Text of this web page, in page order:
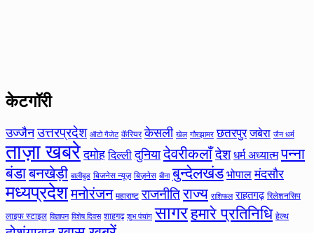
केटगॉरी
उज्जैन उत्तरप्रदेश ऑटो गैजेट कॅरियर केसली खेल गौरझामर छतरपुर जबेरा जैन धर्म
ताज़ा खबरे दमोह दिल्ली दुनिया देवरीकलाँदेश धर्म अध्यात्म पन्ना
बंडाबनखेड़ी बालीबुड बिजनेस न्यूज़ बिज़नेस बीना बुन्देलखंड भोपाल मंदसौर
मध्यप्रदेशमनोरंजन महाराष्ट राजनीतिराज्य राशिफल राहतगढ़ रिलेशनसिप
लाइफ स्टाइल विज्ञापन विशेष दिवस शाहगढ़ शुभ पंचांग सागरहमारे प्रतिनिधि हेल्थ